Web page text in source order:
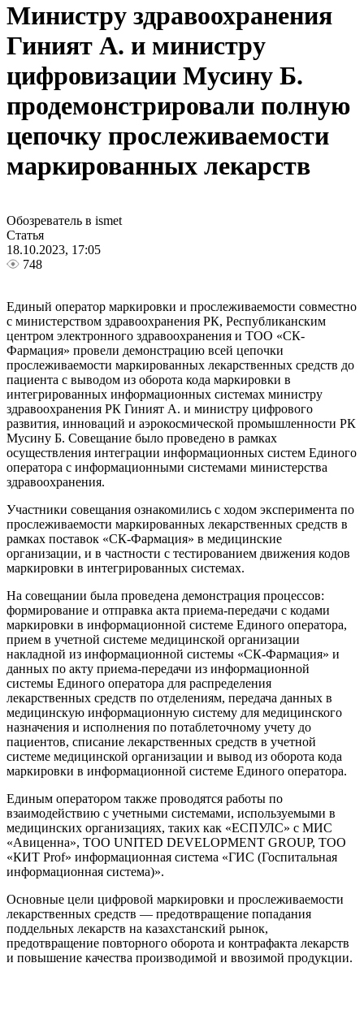
Министру здравоохранения
Гиният А. и министру
цифровизации Мусину Б.
продемонстрировали полную
цепочку прослеживаемости
маркированных лекарств
Обозреватель в ismet
Статья
18.10.2023, 17:05
748
Единый оператор маркировки и прослеживаемости совместно
с министерством здравоохранения РК, Республиканским
центром электронного здравоохранения и ТОО «СК-
Фармация» провели демонстрацию всей цепочки
прослеживаемости маркированных лекарственных средств до
пациента с выводом из оборота кода маркировки в
интегрированных информационных системах министру
здравоохранения РК Гиният А. и министру цифрового
развития, инноваций и аэрокосмической промышленности РК
Мусину Б. Совещание было проведено в рамках
осуществления интеграции информационных систем Единого
оператора с информационными системами министерства
здравоохранения.
Участники совещания ознакомились с ходом эксперимента по
прослеживаемости маркированных лекарственных средств в
рамках поставок «СК-Фармация» в медицинские
организации, и в частности с тестированием движения кодов
маркировки в интегрированных системах.
На совещании была проведена демонстрация процессов:
формирование и отправка акта приема-передачи с кодами
маркировки в информационной системе Единого оператора,
прием в учетной системе медицинской организации
накладной из информационной системы «СК-Фармация» и
данных по акту приема-передачи из информационной
системы Единого оператора для распределения
лекарственных средств по отделениям, передача данных в
медицинскую информационную систему для медицинского
назначения и исполнения по потаблеточному учету до
пациентов, списание лекарственных средств в учетной
системе медицинской организации и вывод из оборота кода
маркировки в информационной системе Единого оператора.
Единым оператором также проводятся работы по
взаимодействию с учетными системами, используемыми в
медицинских организациях, таких как «ЕСПУЛС» с МИС
«Авиценна», ТОО UNITED DEVELOPMENT GROUP, ТОО
«КИТ Prof» информационная система «ГИС (Госпитальная
информационная система)».
Основные цели цифровой маркировки и прослеживаемости
лекарственных средств — предотвращение попадания
поддельных лекарств на казахстанский рынок,
предотвращение повторного оборота и контрафакта лекарств
и повышение качества производимой и ввозимой продукции.